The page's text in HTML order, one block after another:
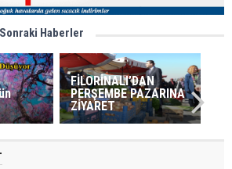
Haberler
FİLORİNALI’DAN
PERŞEMBE PAZARINA
ZİYARET